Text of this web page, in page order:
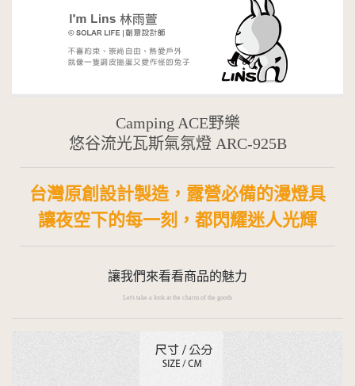
Camping ACE野樂
悠谷流光瓦斯氣氛燈 ARC-925B
台灣原創設計製造，露營必備的漫燈具
讓夜空下的每一刻，都閃耀迷人光輝
讓我們來看看商品的魅力
Let's take a look at the charm of the goods